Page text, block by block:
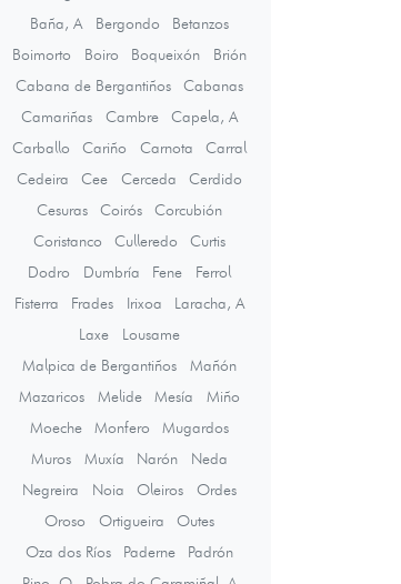
Baña, A
Bergondo
Betanzos
Boimorto
Boiro Boqueixón
Brión
Cabana de Bergantiños
Cabanas
Camariñas
Cambre
Capela, A
Carballo
Cariño Carnota
Carral
Cedeira
Cee Cerceda
Cerdido
Cesuras
Coirós
Corcubión
Coristanco
Culleredo
Curtis
Dodro
Dumbría Fene
Ferrol
Fisterra
Frades Irixoa
Laracha, A
Laxe
Lousame
Malpica de Bergantiños
Mañón
Mazaricos
Melide Mesía
Miño
Moeche
Monfero
Mugardos
Muros
Muxía Narón
Neda
Negreira
Noia Oleiros
Ordes
Oroso
Ortigueira
Outes
Oza dos Ríos
Paderne
Padrón